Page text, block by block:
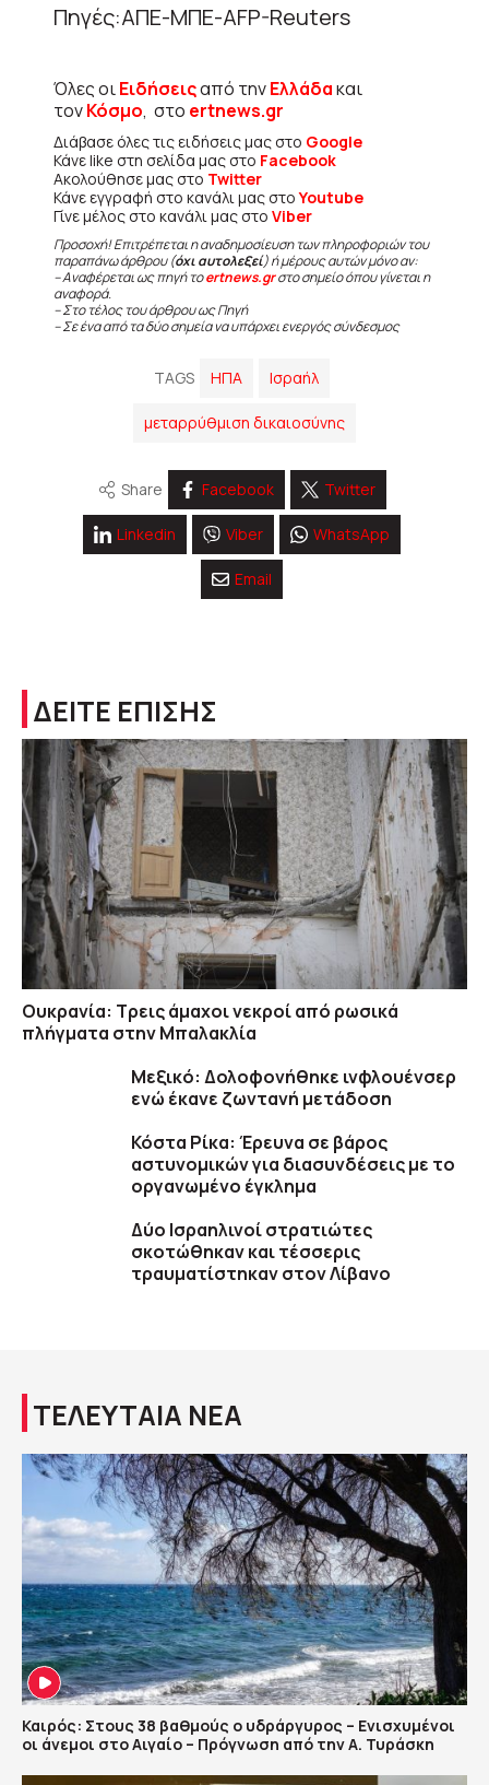
Πηγές:ΑΠΕ-ΜΠΕ-AFP-Reuters
Όλες οιΕιδήσειςαπό τηνΕλλάδακαι
τονΚόσμο, στο ertnews.gr
Διάβασε όλες τις ειδήσεις μας στο Google
Κάνε like στη σελίδα μας στο Facebook
Ακολούθησε μας στο Twitter
Κάνε εγγραφή στο κανάλι μας στοYoutube
Γίνε μέλος στο κανάλι μας στο Viber
Προσοχή! Επιτρέπεται η αναδημοσίευση των πληροφοριών του
παραπάνω άρθρου (όχι αυτολεξεί) ή μέρους αυτών μόνο αν:
– Αναφέρεται ως πηγή τοertnews.grστο σημείο όπου γίνεται η
αναφορά.
– Στο τέλος του άρθρου ως Πηγή
– Σε ένα από τα δύο σημεία να υπάρχει ενεργός σύνδεσμος
TAGS ΗΠΑ Ισραήλ
μεταρρύθμιση δικαιοσύνης
Share Facebook Twitter
Linkedin Viber WhatsApp
Email
ΔΕΙΤΕ ΕΠΙΣΗΣ
Ουκρανία: Τρεις άμαχοι νεκροί από ρωσικά
πλήγματα στην Μπαλακλία
Μεξικό: Δολοφονήθηκε ινφλουένσερ
ενώ έκανε ζωντανή μετάδοση
Κόστα Ρίκα: Έρευνα σε βάρος
αστυνομικών για διασυνδέσεις με το
οργανωμένο έγκλημα
Δύο Ισραηλινοί στρατιώτες
σκοτώθηκαν και τέσσερις
τραυματίστηκαν στον Λίβανο
ΤΕΛΕΥΤΑΙΑ ΝΕΑ
Καιρός: Στους 38 βαθμούς ο υδράργυρος – Ενισχυμένοι
οι άνεμοι στο Αιγαίο – Πρόγνωση από την Α. Τυράσκη